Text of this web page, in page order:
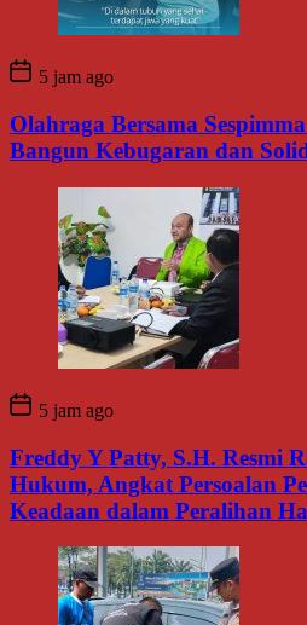
5 jam ago
Olahraga Bersama
Bangun Kebugaran dan
5 jam ago
Freddy Y Patty, S.H. Resmi
Hukum, Angkat Persoalan
Keadaan dalam Peralihan